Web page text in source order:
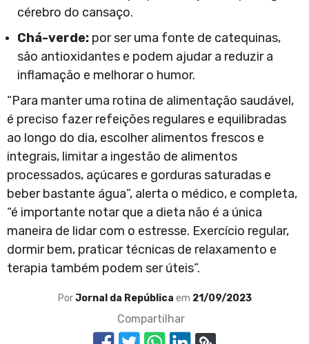
cérebro do cansaço.
Chá-verde: por ser uma fonte de catequinas,
são antioxidantes e podem ajudar a reduzir a
inflamação e melhorar o humor.
“Para manter uma rotina de alimentação saudável,
é preciso fazer refeições regulares e equilibradas
ao longo do dia, escolher alimentos frescos e
integrais, limitar a ingestão de alimentos
processados, açúcares e gorduras saturadas e
beber bastante água”, alerta o médico, e completa,
“é importante notar que a dieta não é a única
maneira de lidar com o estresse. Exercício regular,
dormir bem, praticar técnicas de relaxamento e
terapia também podem ser úteis”.
PorJornal da República em 21/09/2023
Compartilhar